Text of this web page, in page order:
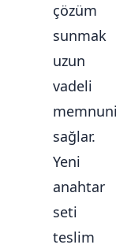
çözüm
sunmak
uzun
vadeli
sağlar.
Yeni
anahtar
seti
teslim